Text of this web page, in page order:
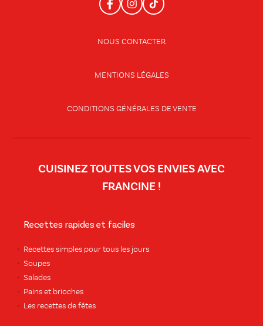
NOUS CONTACTER
MENTIONS LÉGALES
CONDITIONS GÉNÉRALES DE VENTE
CUISINEZ TOUTES VOS ENVIES AVEC
FRANCINE !
Recettes rapides et faciles
Recettes simples pour tous les jours
Soupes
Salades
Pains et brioches
Les recettes de fêtes